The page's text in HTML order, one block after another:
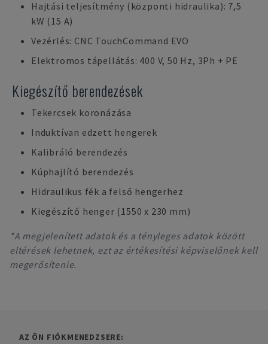
Hajtási teljesítmény (központi hidraulika): 7,5
kW (15 A)
Vezérlés: CNC TouchCommand EVO
Elektromos tápellátás: 400 V, 50 Hz, 3Ph + PE
Kiegészítő berendezések
Tekercsek koronázása
Induktívan edzett hengerek
Kalibráló berendezés
Kúphajlító berendezés
Hidraulikus fék a felső hengerhez
Kiegészítő henger (1550 x 230 mm)
*A megjelenített adatok és a tényleges adatok között
eltérések lehetnek, ezt az értékesítési képviselőnek kell
megerősítenie.
AZ ÖN FIÓKMENEDZSERE: